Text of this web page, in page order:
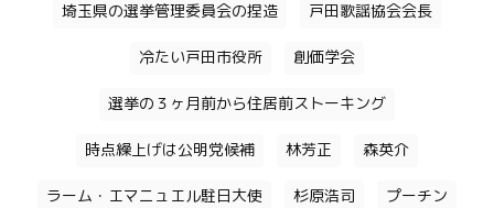
埼玉県の選挙管理委員会の捏造 戸田歌謡協会会長
冷たい戸田市役所 創価学会
選挙の３ヶ月前から住居前ストーキング
時点繰上げは公明党候補 林芳正 森英介
ラーム・エマニュエル駐日大使 杉原浩司 プーチン